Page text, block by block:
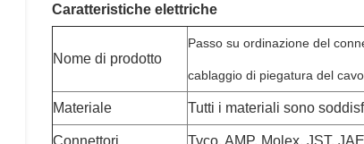
Caratteristiche elettriche
Nome di prodotto
Passo su ordinazione del
cablaggio di piegatura del cavo
Materiale Tutti i materiali sono
Connettori Tyco, AMP, Molex, JST,